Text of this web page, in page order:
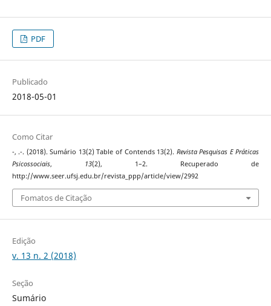
PDF
Publicado
2018-05-01
Como Citar
-, .-. (2018). Sumário 13(2) Table of Contends 13(2). Revista Pesquisas E Práticas
Psicossociais, 13(2), 1–2. Recuperado de
http://www.seer.ufsj.edu.br/revista_ppp/article/view/2992
Fomatos de Citação
Edição
v. 13 n. 2 (2018)
Seção
Sumário